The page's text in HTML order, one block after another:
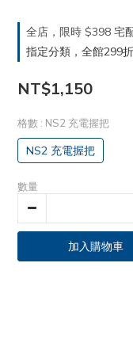
全店，限時 $398 宅
指定分類，全館299
NT$1,150
格數 : NS2 充電握把
NS2 充電握把
數量
加入購物車